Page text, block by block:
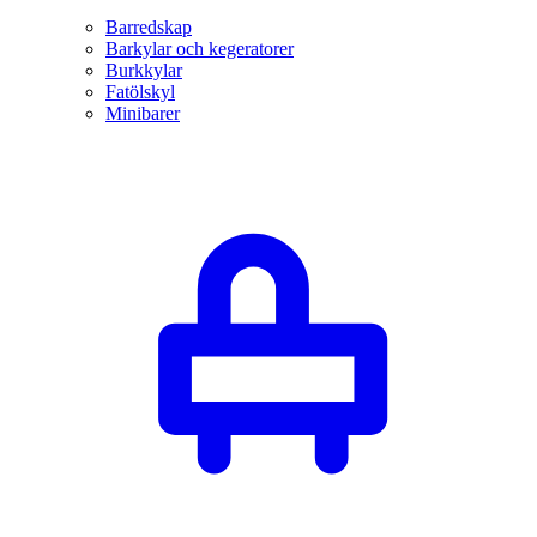
Barredskap
Barkylar och kegeratorer
Burkkylar
Fatölskyl
Minibarer